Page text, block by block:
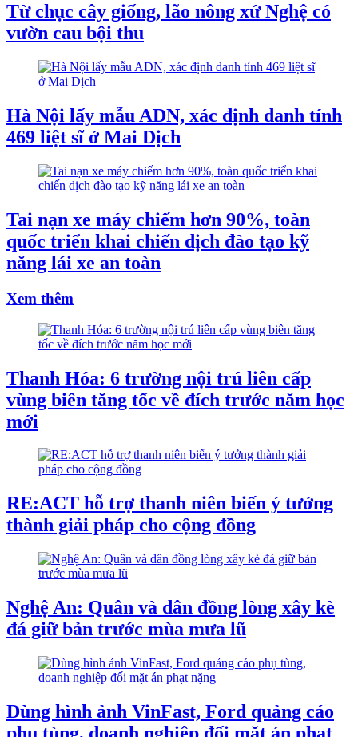
Từ chục cây giống, lão nông xứ Nghệ có
vườn cau bội thu
Hà Nội lấy mẫu ADN, xác định danh tính
469 liệt sĩ ở Mai Dịch
Tai nạn xe máy chiếm hơn 90%, toàn
quốc triển khai chiến dịch đào tạo kỹ
năng lái xe an toàn
Xem thêm
Thanh Hóa: 6 trường nội trú liên cấp
vùng biên tăng tốc về đích trước năm học
mới
RE:ACT hỗ trợ thanh niên biến ý tưởng
thành giải pháp cho cộng đồng
Nghệ An: Quân và dân đồng lòng xây kè
đá giữ bản trước mùa mưa lũ
Dùng hình ảnh VinFast, Ford quảng cáo